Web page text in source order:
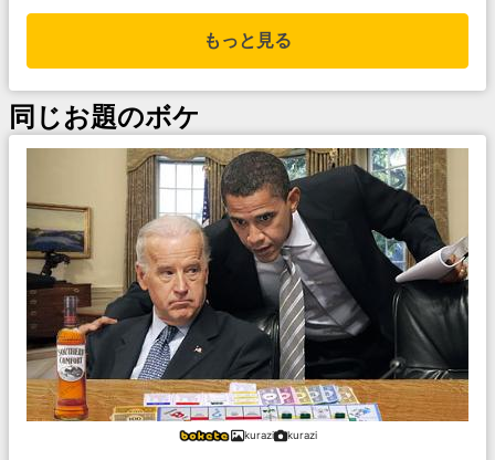
もっと見る
同じお題のボケ
kurazi kurazi